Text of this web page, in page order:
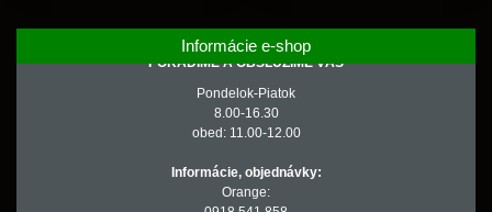
Informácie e-shop
PORADÍME A OBSLÚŽIME VÁS
Pondelok-Piatok
8.00-16.30
obed: 11.00-12.00
Informácie, objednávky:
Orange: